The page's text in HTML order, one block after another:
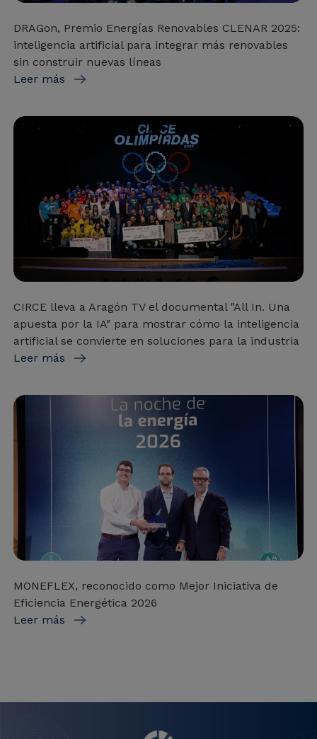
DRAGon, Premio Energías Renovables CLENAR 2025:
inteligencia artificial para integrar más renovables
sin construir nuevas líneas
Leer más
CIRCE lleva a Aragón TV el documental "All In. Una
apuesta por la IA" para mostrar cómo la inteligencia
artificial se convierte en soluciones para la industria
Leer más
MONEFLEX, reconocido como Mejor Iniciativa de
Eficiencia Energética 2026
Leer más